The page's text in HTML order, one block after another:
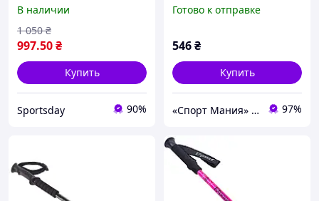
CONTOOSE TY-0466-4
В наличии
997.50₴
1 050 ₴
Купить
Sportsday 90%
7075 K-2 55-135см
Готово к отправке
546₴
Купить
«Спорт Мания» магазин спортивных товаров 97%